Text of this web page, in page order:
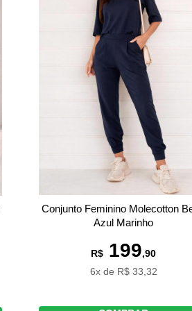
Conjunto Feminino Molecotton
Azul Marinho
R$ 199,90
6x de R$ 33,32